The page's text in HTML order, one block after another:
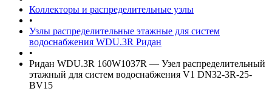
Коллекторы и распределительные узлы
•
Узлы распределительные этажные для систем
водоснабжения WDU.3R Ридан
•
Ридан WDU.3R 160W1037R — Узел распределительный
этажный для систем водоснабжения V1 DN32-3R-25-
BV15